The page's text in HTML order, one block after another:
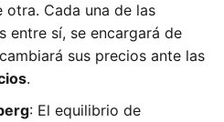
otra. Cada una de las
entre sí, se encargará de
sus precios ante las
.
: El equilibrio de